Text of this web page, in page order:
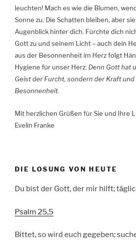
leuchten! Mach es wie die Blumen,
Sonne zu. Die Schatten bleiben, aber
Augenblick hinter dich. Fürchte dich
Gott zu und seinem Licht – auch dein
aus der Besonnenheit im Herz folgt
Hygiene für unser Herz: Denn Gott hat
Geist der Furcht, sondern der Kraft
Besonnenheit.
Mit herzlichen Grüßen für Sie und Ihre
Evelin Franke
DIE LOSUNG VON HEUTE
Du bist der Gott, der mir hilft;
Psalm 25,5
Bittet, so wird euch gegeben;